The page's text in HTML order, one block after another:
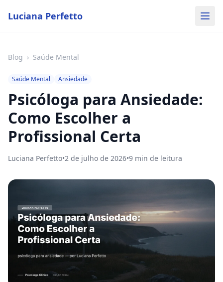
Luciana Perfetto
Blog › Saúde Mental
Saúde Mental Ansiedade
Psicóloga para Ansiedade:
Como Escolher a
Profissional Certa
Luciana Perfetto•2 de julho de 2026•9 min de leitura